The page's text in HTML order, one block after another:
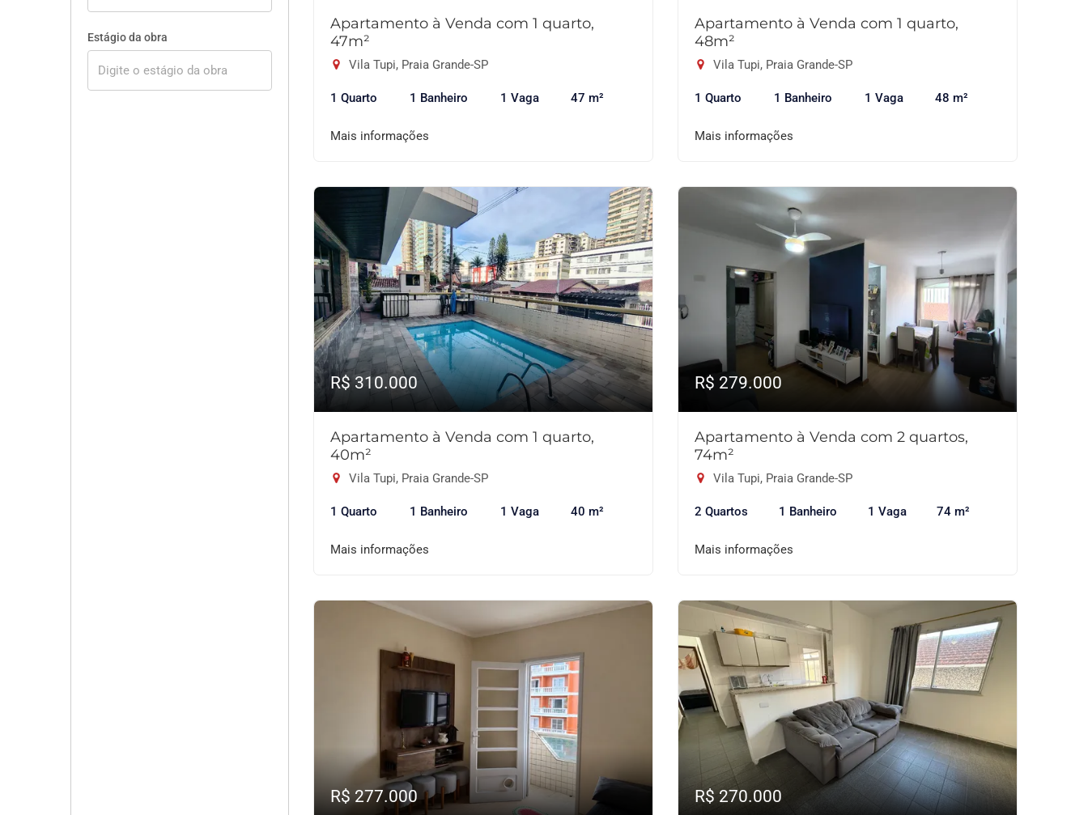
Estágio da obra
Apartamento à Venda com 1 quarto,
47m²
Vila Tupi, Praia Grande-SP
1 Quarto 1 Banheiro 1 Vaga 47 m²
Mais informações
Apartamento à Venda com 1 quarto,
48m²
Vila Tupi, Praia Grande-SP
1 Quarto 1 Banheiro 1 Vaga 48 m²
Mais informações
R$ 310.000
Apartamento à Venda com 1 quarto,
40m²
Vila Tupi, Praia Grande-SP
1 Quarto 1 Banheiro 1 Vaga 40 m²
Mais informações
R$ 279.000
Apartamento à Venda com 2 quartos,
74m²
Vila Tupi, Praia Grande-SP
2 Quartos 1 Banheiro 1 Vaga 74 m²
Mais informações
R$ 277.000 R$ 270.000